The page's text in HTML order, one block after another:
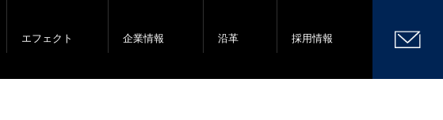
エフェクト 企業情報 沿革 採用情報